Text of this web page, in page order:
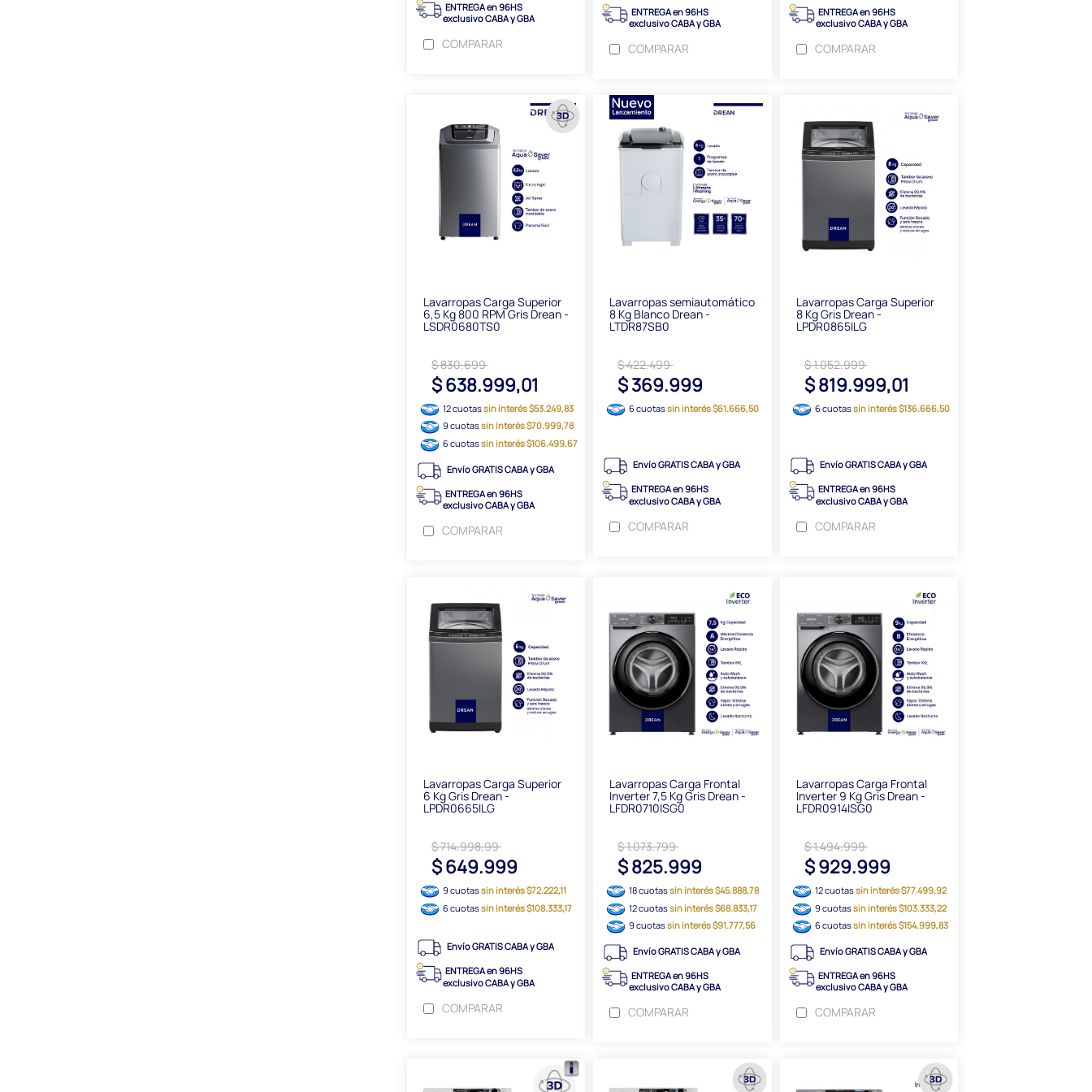
ENTREGA en 96HS
exclusivo CABA y GBA
COMPARAR
ENTREGA en 96HS
exclusivo CABA y GBA
COMPARAR
ENTREGA en 96HS
exclusivo CABA y GBA
COMPARAR
Lavarropas Carga Superior
6,5 Kg 800 RPM Gris Drean -
LSDR0680TS0
$ 830.699
$ 638.999,01
12 cuotassin interés $53.249,83
9 cuotassin interés $70.999,78
6 cuotassin interés $106.499,67
Envío GRATIS CABA y GBA
ENTREGA en 96HS
exclusivo CABA y GBA
COMPARAR
Lavarropas semiautomático
8 Kg Blanco Drean -
LTDR87SB0
$ 422.499
$ 369.999
6 cuotassin interés $61.666,50
Envío GRATIS CABA y GBA
ENTREGA en 96HS
exclusivo CABA y GBA
COMPARAR
Lavarropas Carga Superior
8 Kg Gris Drean -
LPDR0865ILG
$ 1.052.999
$ 819.999,01
6 cuotassin interés $136.666,50
Envío GRATIS CABA y GBA
ENTREGA en 96HS
exclusivo CABA y GBA
COMPARAR
Lavarropas Carga Superior
6 Kg Gris Drean -
LPDR0665ILG
$ 714.998,99
$ 649.999
9 cuotassin interés $72.222,11
6 cuotassin interés $108.333,17
Envío GRATIS CABA y GBA
ENTREGA en 96HS
exclusivo CABA y GBA
COMPARAR
Lavarropas Carga Frontal
Inverter 7,5 Kg Gris Drean -
LFDR0710ISG0
$ 1.073.799
$ 825.999
18 cuotassin interés $45.888,78
12 cuotassin interés $68.833,17
9 cuotassin interés $91.777,56
Envío GRATIS CABA y GBA
ENTREGA en 96HS
exclusivo CABA y GBA
COMPARAR
Lavarropas Carga Frontal
Inverter 9 Kg Gris Drean -
LFDR0914ISG0
$ 1.494.999
$ 929.999
12 cuotassin interés $77.499,92
9 cuotassin interés $103.333,22
6 cuotassin interés $154.999,83
Envío GRATIS CABA y GBA
ENTREGA en 96HS
exclusivo CABA y GBA
COMPARAR